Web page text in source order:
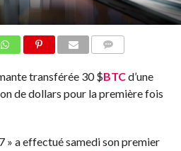
transférée 30$BTCd’une
de dollars pour la première fois
» a effectué samedi son premier